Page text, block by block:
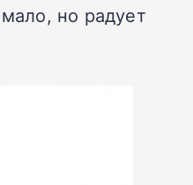
но радует